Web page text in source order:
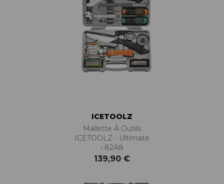
ICETOOLZ
Mallette À Outils
ICETOOLZ - Ultimate
• 82A8
139,90 €